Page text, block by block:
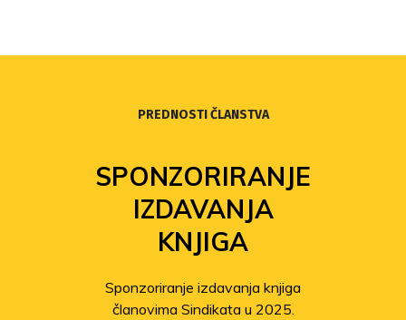
PREDNOSTI ČLANSTVA
SPONZORIRANJE
IZDAVANJA
KNJIGA
Sponzoriranje izdavanja knjiga
članovima Sindikata u 2025.